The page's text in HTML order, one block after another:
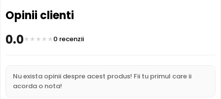
Material
Carcasa
Plastic
Dimensiuni
154 × 69 × 69 mm
Functii
Imagine
Meniu OSD, Filtru IR Mecanic, Infrarosu Inteligent,
2DNR, Digital WDR, BLC, HLC,
Microfon
Nu
Opinii clienti
0.0 0 recenzii
Nu exista opinii despre acest produs! Fii tu primul care ii
acorda o nota!